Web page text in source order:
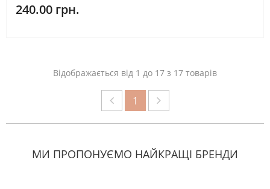
240.00 грн.
Відображається від 1 до 17 з 17 товарів
1
МИ ПРОПОНУЄМО НАЙКРАЩІ БРЕНДИ